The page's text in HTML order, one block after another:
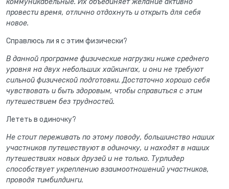
коммуникабельные. Их объединяет желание активно
провести время, отлично отдохнуть и открыть для себя
новое.
Справлюсь ли я с этим физически?
В данной программе физические нагрузки ниже среднего
уровня на двух небольших хайкингах, и они не требуют
сильной физической подготовки. Достаточно хорошо себя
чувствовать и быть здоровым, чтобы справиться с этим
путешествием без трудностей.
Лететь в одиночку?
Не стоит переживать по этому поводу, большинство наших
участников путешествуют в одиночку, и находят в наших
путешествиях новых друзей и не только. Турлидер
способствует укреплению взаимоотношений участников,
проводя тимбилдинги.